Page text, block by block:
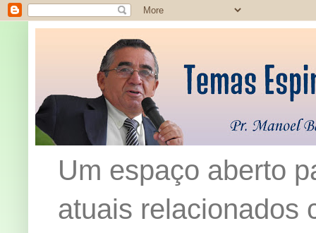
Um espaço aberto
atuais relacionados